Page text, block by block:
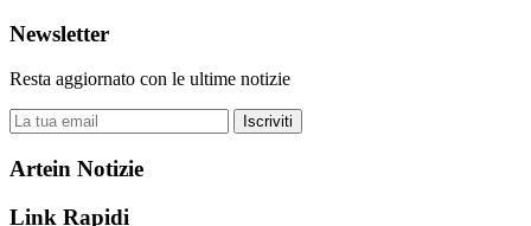
Newsletter
Resta aggiornato con le ultime notizie
Iscriviti
Artein Notizie
Link Rapidi